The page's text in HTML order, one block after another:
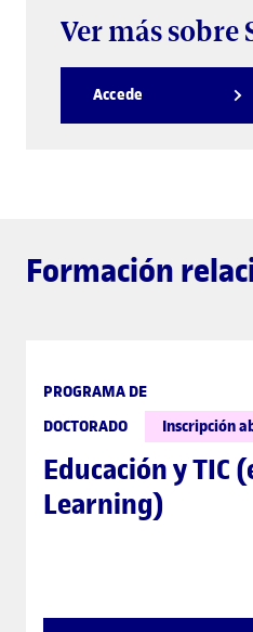
Ver más sobre
Accede
Formación
PROGRAMA DE
DOCTORADO
Inscripción
Educación y TIC
Learning)